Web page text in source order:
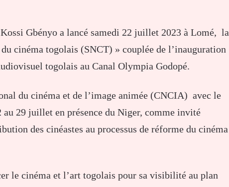
Gbényo a lancé samedi 22 juillet 2023 à Lomé, la
cinéma togolais (SNCT) » couplée de l’inauguration
togolais au Canal Olympia Godopé.
du cinéma et de l’image animée (CNCIA) avec le
au 29 juillet en présence du Niger, comme invité
des cinéastes au processus de réforme du cinéma
le cinéma et l’art togolais pour sa visibilité au plan